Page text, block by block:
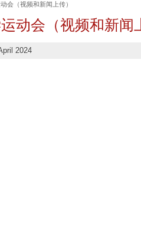
会（视频和新闻上传）
动会（视频和新闻
2024